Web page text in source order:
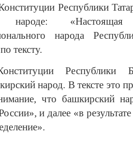
Республики
«Настоящая
народа
тексту.
Республики
народ. В тексте это
что башкирский
и далее «в